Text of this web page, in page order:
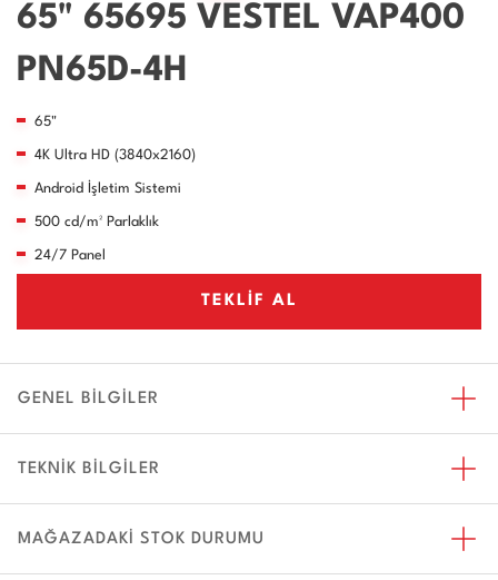
65" 65695 VESTEL VAP400
PN65D-4H
65"
4K Ultra HD (3840x2160)
Android İşletim Sistemi
500 cd/m² Parlaklık
24/7 Panel
TEKLİF AL
GENEL BİLGİLER
TEKNİK BİLGİLER
MAĞAZADAKİ STOK DURUMU